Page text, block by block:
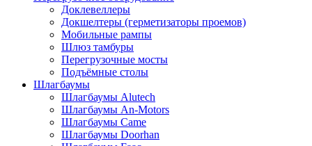
Доклевеллеры
Докшелтеры (герметизаторы проемов)
Мобильные рампы
Шлюз тамбуры
Перегрузочные мосты
Подъёмные столы
Шлагбаумы
Шлагбаумы Alutech
Шлагбаумы An-Motors
Шлагбаумы Came
Шлагбаумы Doorhan